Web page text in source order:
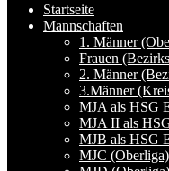
Startseite
Mannschaften
1. Männer
Frauen
2. Männer
3.Männer
MJA als HSG
MJA II als
MJB als HSG
MJC (Oberliga)